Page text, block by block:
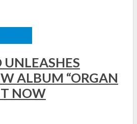
ALBUM “ORGAN
NOW